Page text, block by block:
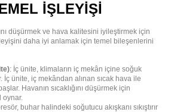
İŞLEYIŞI
düşürmek ve hava kalitesini iyileştirmek için
daha iyi anlamak için temel bileşenlerini
: İç ünite, klimaların iç mekân içine soğuk
İç ünite, iç mekândan alınan sıcak hava ile
Havanın sıcaklığını düşürmek için
oynar.
buhar halindeki soğutucu akışkanı sıkıştırır